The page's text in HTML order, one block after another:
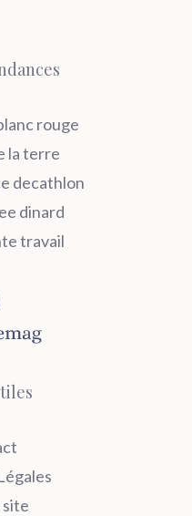
rouge
la terre
decathlon
dinard
travail
site